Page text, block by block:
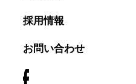
採用情報
お問い合わせ